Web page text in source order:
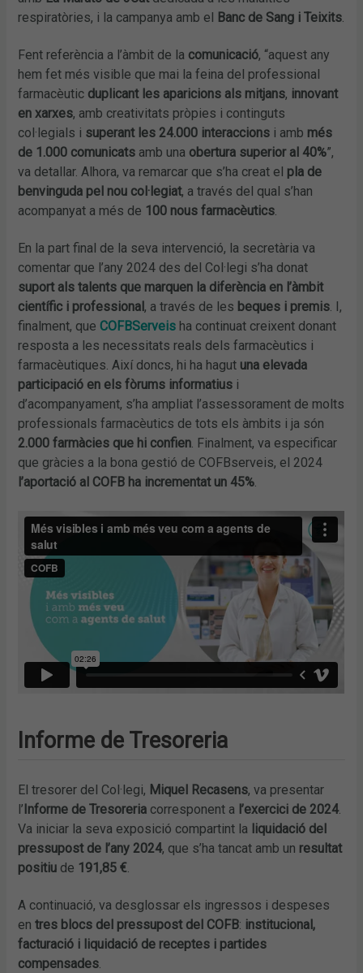
respiratòries, i la campanya amb el Banc de Sang i Teixits.
Fent referència a l’àmbit de la comunicació, “aquest any
hem fet més visible que mai la feina del professional
farmacèutic duplicant les aparicions als mitjans, innovant
en xarxes, amb creativitats pròpies i continguts
col·legials i superant les 24.000 interaccions i amb més
de 1.000 comunicats amb una obertura superior al 40%”,
va detallar. Alhora, va remarcar que s’ha creat el pla de
benvinguda pel nou col·legiat, a través del qual s’han
acompanyat a més de 100 nous farmacèutics
En la part final de la seva intervenció, la secretària va
comentar que l’any 2024 des del Col·legi s’ha donat
suport als talents que marquen la diferència en l’àmbit
científic i professional, a través de les beques i premis . I,
finalment, que COFBServeis ha continuat creixent donant
resposta a les necessitats reals dels farmacèutics i
farmacèutiques. Així doncs, hi ha hagut una elevada
participació en els fòrums informatius i
d’acompanyament, s’ha ampliat l’assessorament de molts
professionals farmacèutics de tots els àmbits i ja són
2.000 farmàcies que hi confien . Finalment, va especificar
que gràcies a la bona gestió de COFBserveis, el 2024
l’aportació al COFB ha incrementat un 45%
Informe de Tresoreria
El tresorer del Col·legi, Miquel Recasens, va presentar
l’ Informe de Tresoreria corresponent a l’exercici de 2024.
Va iniciar la seva exposició compartint la liquidació del
pressupost de l’any 2024, que s’ha tancat amb un resultat
positiu de 191,85 €.
A continuació, va desglossar els ingressos i despeses
entres blocs del pressupost del COFB: institucional,
facturació i liquidació de receptes i partides
compensades.